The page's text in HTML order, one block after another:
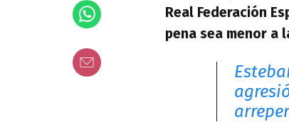
Real Federación
pena sea menor a